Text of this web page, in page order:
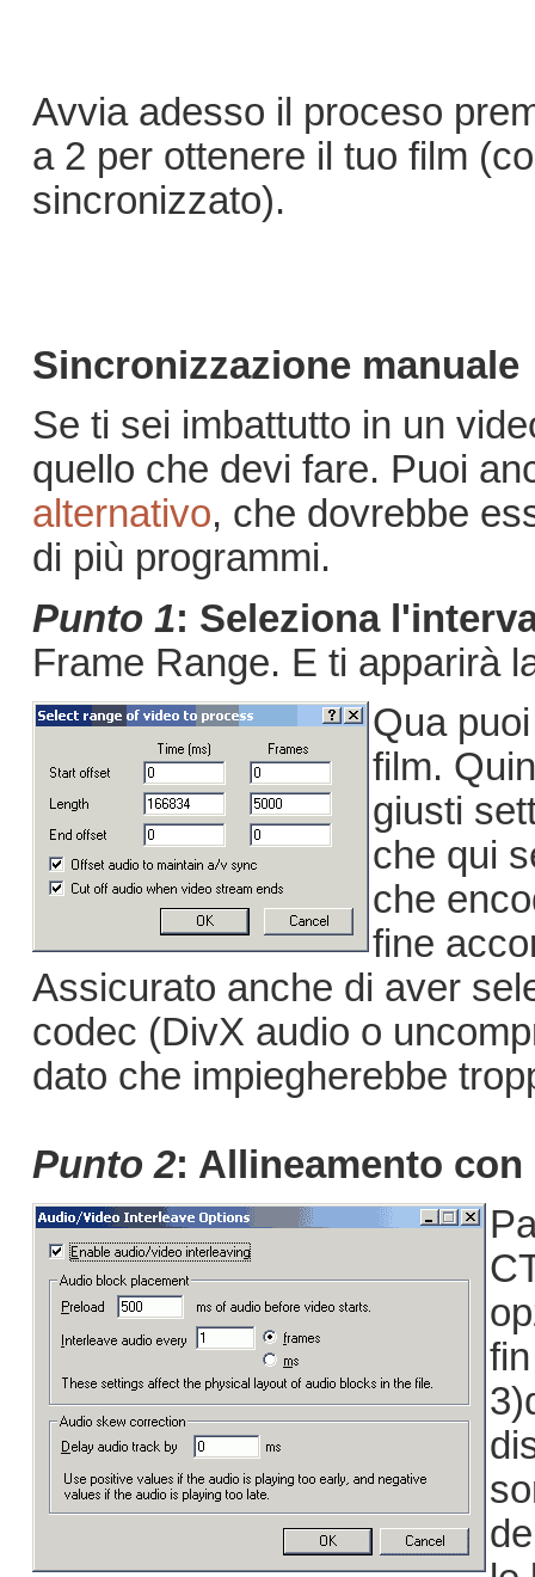
Avvia adesso il proceso
a 2 per ottenere il tuo film
sincronizzato).
Sincronizzazione manuale
Se ti sei imbattutto in un
quello che devi fare. Puoi
alternativo, che dovrebbe
di più programmi.
Punto 1: Seleziona
Frame Range. E ti apparirà
Qua
film.
giusti
che qui
che
fine
Assicurato anche di aver
codec (DivX audio o
dato che impiegherebbe
Punto 2: Allineamento con